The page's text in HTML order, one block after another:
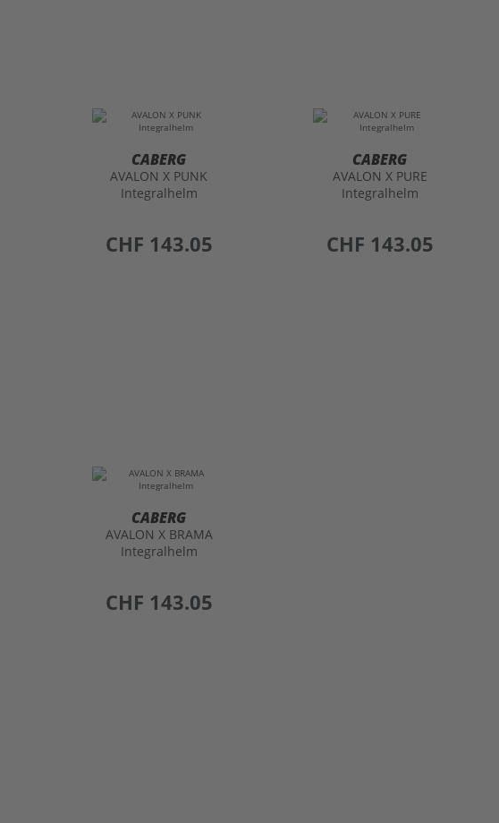
CABERG
AVALON X PUNK
Integralhelm
preis
CHF 143.05
CABERG
AVALON X PURE
Integralhelm
preis
CHF 143.05
CABERG
AVALON X BRAMA
Integralhelm
preis
CHF 143.05